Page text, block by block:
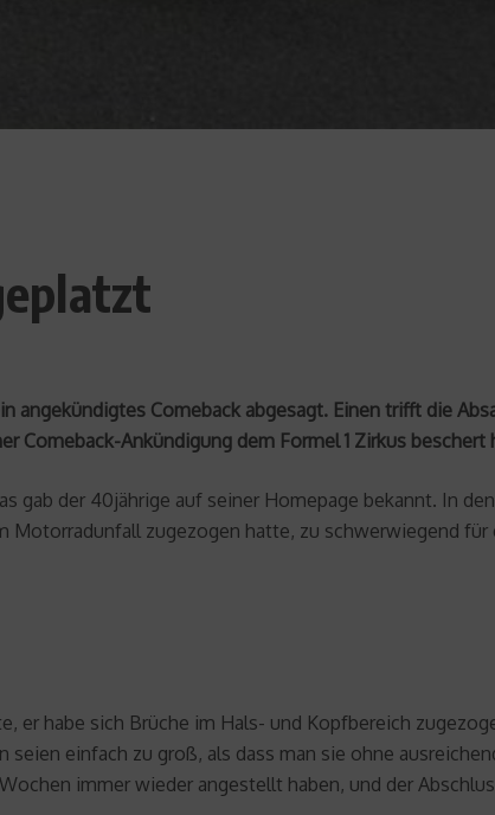
Comeback abgesagt. Einen trifft die
Comeback-Ankündigung dem Formel 1 Zirkus beschert
gab der 40jährige auf seiner Homepage bekannt. In
Motorradunfall zugezogen hatte, zu schwerwiegend
er habe sich Brüche im Hals- und Kopfbereich
einfach zu groß, als dass man sie ohne
immer wieder angestellt haben, und der